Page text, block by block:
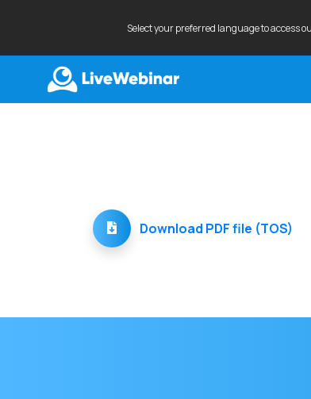
Select your preferred language to access
Download PDF file (TOS)